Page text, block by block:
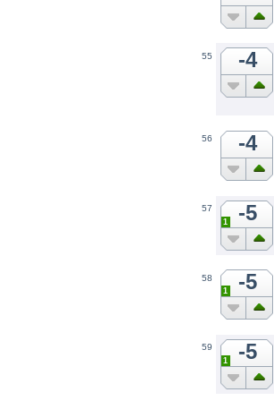
55 -4
56 -4
57 -5
1
58 -5
1
59 -5
1